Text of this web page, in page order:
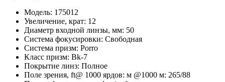
Модель: 175012
Увеличение, крат: 12
Диаметр входной линзы, мм: 50
Система фокусировки: Свободная
Система призм: Porro
Класс призм: Bk-7
Покрытие линз: Полное
Поле зрения, ft@ 1000 ярдов: м @1000 м: 265/88